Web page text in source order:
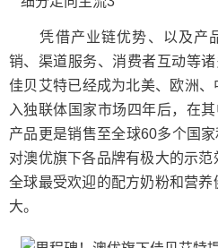
凭借产业链优势、以及产
销、渠道服务、消费者互动等
佳贝艾特已经成为北美、欧洲
入独联体国家市场四年后，在
产品更是销售至全球60多个国
对澳优旗下各品牌有极大的示
全球最受欢迎的配方奶粉和营养
大。